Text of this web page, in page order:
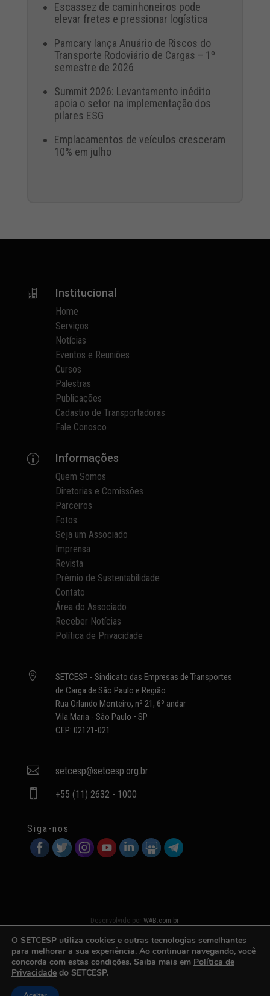
Escassez de caminhoneiros pode
elevar fretes e pressionar logística
Pamcary lança Anuário de Riscos do
Transporte Rodoviário de Cargas – 1º
semestre de 2026
Summit 2026: Levantamento inédito
apoia o setor na implementação dos
pilares ESG
Emplacamentos de veículos cresceram
10% em julho
 Institucional
Home
Serviços
Notícias
Eventos e Reuniões
Cursos
Palestras
Publicações
Cadastro de Transportadoras
Fale Conosco
p Informações
Quem Somos
Diretorias e Comissões
Parceiros
Fotos
Seja um Associado
Imprensa
Revista
Prêmio de Sustentabilidade
Contato
Área do Associado
Receber Notícias
Política de Privacidade

SETCESP - Sindicato das Empresas de Transportes
de Carga de São Paulo e Região
Rua Orlando Monteiro, nº 21, 6º andar
Vila Maria - São Paulo • SP
CEP: 02121-021
 setcesp@setcesp.org.br
 +55 (11) 2632 - 1000
Siga-nos
Desenvolvido porWAB.com.br
O SETCESP utiliza cookies e outras tecnologias semelhantes
para melhorar a sua experiência. Ao continuar navegando, você
concorda com estas condições. Saiba mais em Política de
Privacidade do SETCESP.